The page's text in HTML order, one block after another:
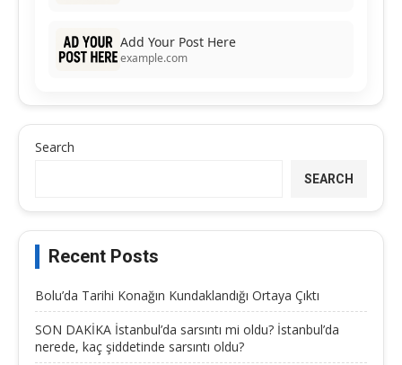
Add Your Post Here
example.com
Search
SEARCH
Recent Posts
Bolu’da Tarihi Konağın Kundaklandığı Ortaya Çıktı
SON DAKİKA İstanbul’da sarsıntı mi oldu? İstanbul’da
nerede, kaç şiddetinde sarsıntı oldu?